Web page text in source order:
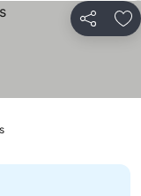
Partager